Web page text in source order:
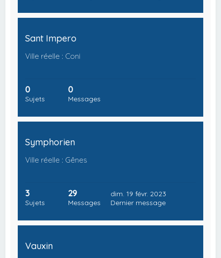
Sant Impero
Ville réelle : Coni
0
Sujets
0
Messages
Symphorien
Ville réelle : Gênes
3
Sujets
29
Messages
dim. 19 févr. 2023
Dernier message
Vauxin